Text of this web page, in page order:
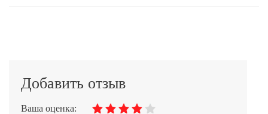
Добавить отзыв
Ваша оценка: